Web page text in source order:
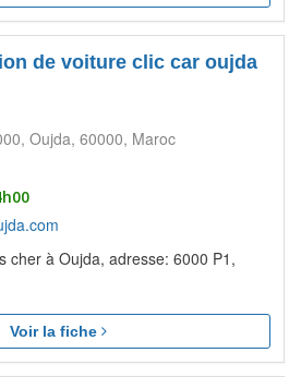
de voiture clic car oujda
Oujda 60000 Maroc
cher à Oujda, adresse: 6000 P1,
Voir la fiche